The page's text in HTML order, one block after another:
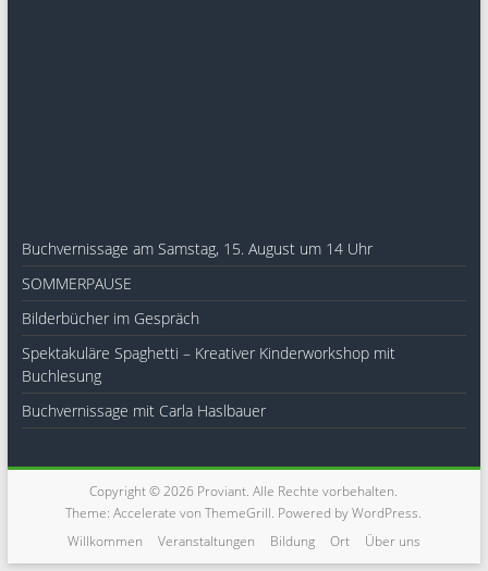
Buchvernissage am Samstag, 15. August um 14 Uhr
SOMMERPAUSE
Bilderbücher im Gespräch
Spektakuläre Spaghetti – Kreativer Kinderworkshop mit
Buchlesung
Buchvernissage mit Carla Haslbauer
Copyright © 2026 Proviant. Alle Rechte vorbehalten.
Theme:Accelerate von ThemeGrill. Powered byWordPress.
Willkommen
Veranstaltungen Bildung Ort Über uns